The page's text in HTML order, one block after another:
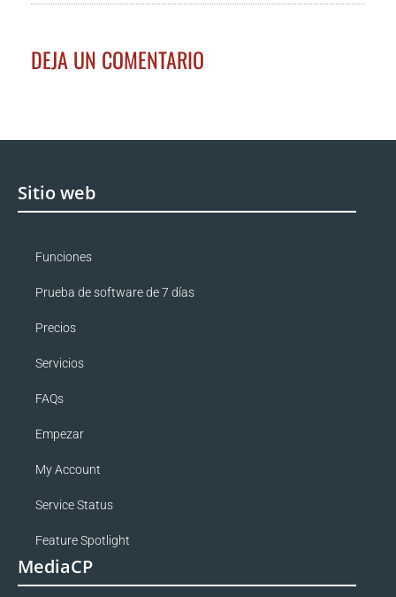
DEJA UN COMENTARIO
Sitio web
Funciones
Prueba de software de 7 días
Precios
Servicios
FAQs
Empezar
My Account
Service Status
Feature Spotlight
MediaCP